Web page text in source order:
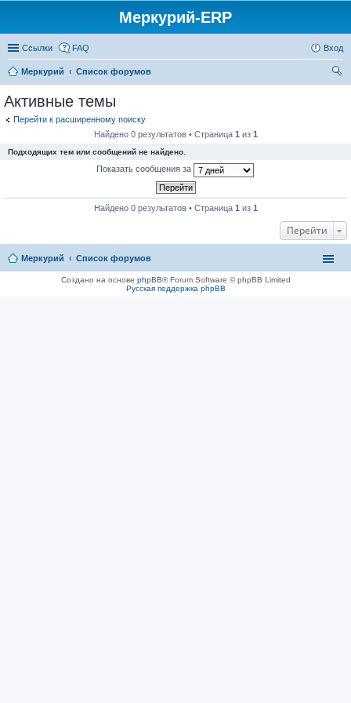
Меркурий-ERP
Ссылки FAQ Вход
Меркурий
Список форумов
Активные темы
Перейти к расширенному поиску
Найдено 0 результатов • Страница 1 из 1
Подходящих тем или сообщений не найдено.
Показать сообщения за
Найдено 0 результатов • Страница 1 из 1
Перейти
Меркурий Список форумов
Создано на основе phpBB® Forum Software © phpBB Limited
Русская поддержка phpBB